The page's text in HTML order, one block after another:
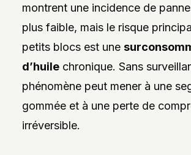
montrent une incidence de
plus faible, mais le risque
petits blocs est une
d’huilechronique. Sans
phénomène peut mener à une
gommée et à une perte de
irréversible.